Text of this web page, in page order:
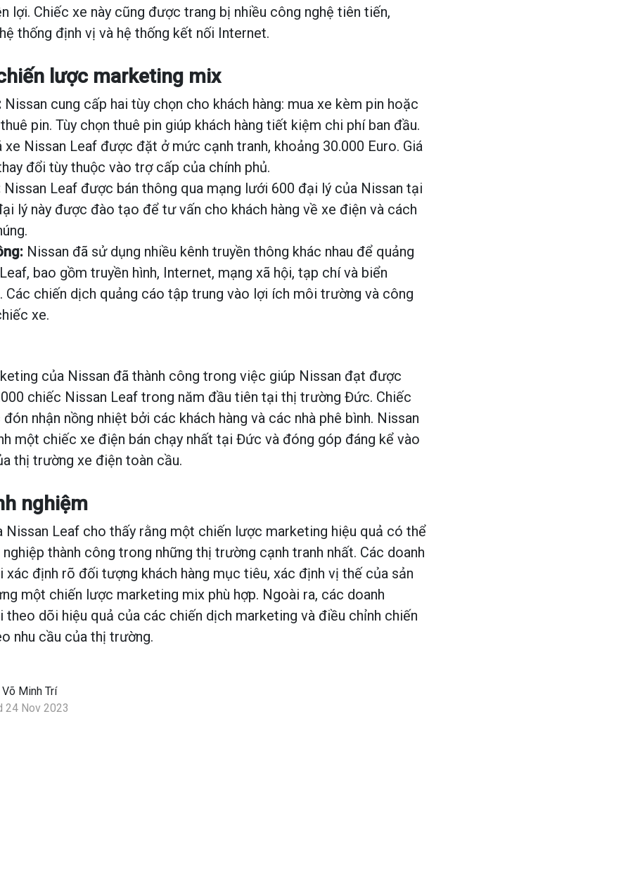
lợi. Chiếc xe này cũng được trang bị nhiều công nghệ tiên tiến,
thống định vị và hệ thống kết nối Internet.
lược marketing mix
Nissan cung cấp hai tùy chọn cho khách hàng: mua xe kèm pin hoặc
pin. Tùy chọn thuê pin giúp khách hàng tiết kiệm chi phí ban đầu.
xe Nissan Leaf được đặt ở mức cạnh tranh, khoảng 30.000 Euro. Giá
đổi tùy thuộc vào trợ cấp của chính phủ.
Nissan Leaf được bán thông qua mạng lưới 600 đại lý của Nissan tại
lý này được đào tạo để tư vấn cho khách hàng về xe điện và cách
Nissan đã sử dụng nhiều kênh truyền thông khác nhau để quảng
bao gồm truyền hình, Internet, mạng xã hội, tạp chí và biển
Các chiến dịch quảng cáo tập trung vào lợi ích môi trường và công
xe.
của Nissan đã thành công trong việc giúp Nissan đạt được
chiếc Nissan Leaf trong năm đầu tiên tại thị trường Đức. Chiếc
nhận nồng nhiệt bởi các khách hàng và các nhà phê bình. Nissan
một chiếc xe điện bán chạy nhất tại Đức và đóng góp đáng kể vào
thị trường xe điện toàn cầu.
nghiệm
Nissan Leaf cho thấy rằng một chiến lược marketing hiệu quả có thể
thành công trong những thị trường cạnh tranh nhất. Các doanh
xác định rõ đối tượng khách hàng mục tiêu, xác định vị thế của sản
một chiến lược marketing mix phù hợp. Ngoài ra, các doanh
theo dõi hiệu quả của các chiến dịch marketing và điều chỉnh chiến
nhu cầu của thị trường.
Minh Trí
24 Nov 2023